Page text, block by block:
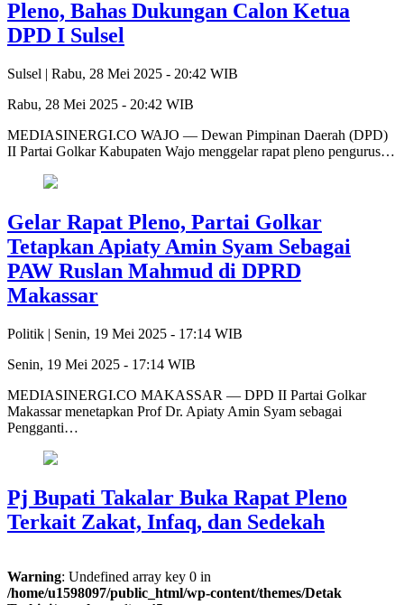
Pleno, Bahas Dukungan Calon Ketua
DPD I Sulsel
Sulsel | Rabu, 28 Mei 2025 - 20:42 WIB
Rabu, 28 Mei 2025 - 20:42 WIB
MEDIASINERGI.CO WAJO — Dewan Pimpinan Daerah (DPD)
II Partai Golkar Kabupaten Wajo menggelar rapat pleno pengurus…
Gelar Rapat Pleno, Partai Golkar
Tetapkan Apiaty Amin Syam Sebagai
PAW Ruslan Mahmud di DPRD
Makassar
Politik | Senin, 19 Mei 2025 - 17:14 WIB
Senin, 19 Mei 2025 - 17:14 WIB
MEDIASINERGI.CO MAKASSAR — DPD II Partai Golkar
Makassar menetapkan Prof Dr. Apiaty Amin Syam sebagai
Pengganti…
Pj Bupati Takalar Buka Rapat Pleno
Terkait Zakat, Infaq, dan Sedekah
Warning: Undefined array key 0 in
/home/u1598097/public_html/wp-content/themes/Detak